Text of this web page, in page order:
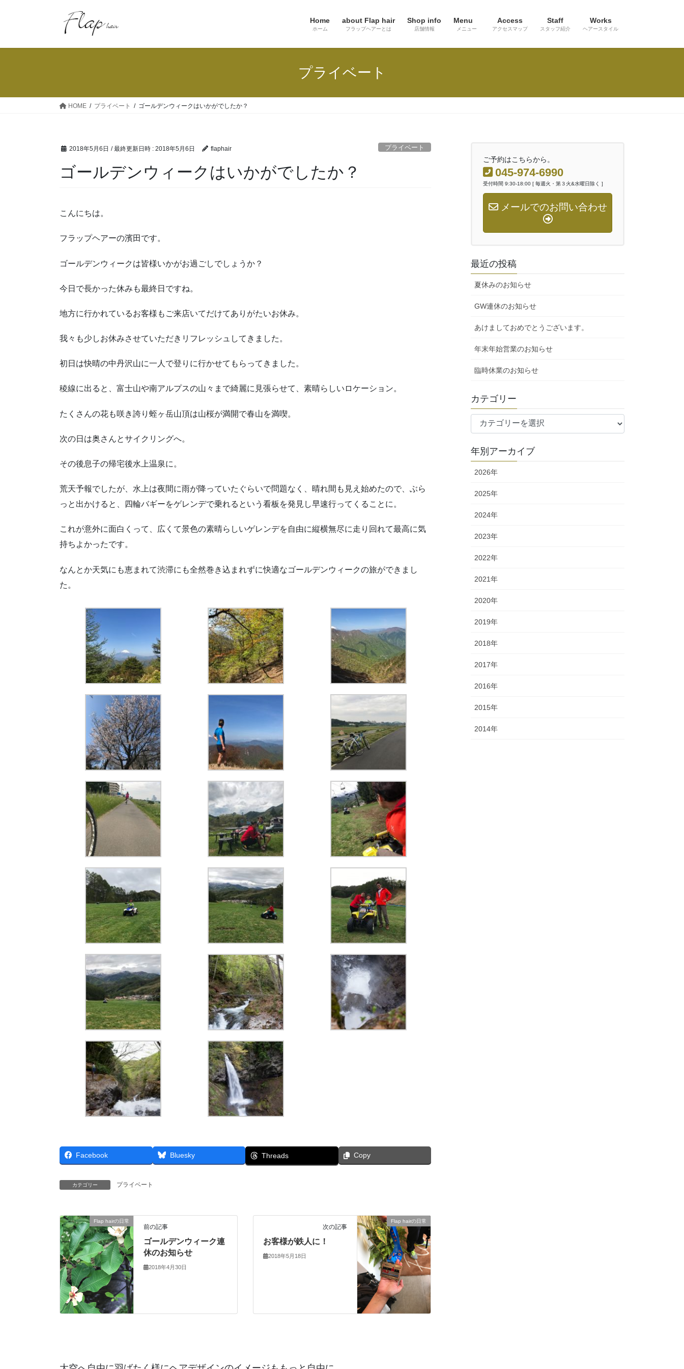
Home
ホーム
about Flap hair
フラップヘアーとは
Shop info
店舗情報
Menu
メニュー
Access
アクセスマップ
Staff
スタッフ紹介
Works
ヘアースタイル
プライベート
HOME プライベート ゴールデンウィークはいかがでしたか？
2018年5月6日 / 最終更新日時 : 2018年5月6日 flaphair プライベート
ゴールデンウィークはいかがでしたか？
こんにちは。
フラップヘアーの濱田です。
ゴールデンウィークは皆様いかがお過ごしでしょうか？
今日で長かった休みも最終日ですね。
地方に行かれているお客様もご来店いてだけてありがたいお休み。
我々も少しお休みさせていただきリフレッシュしてきました。
初日は快晴の中丹沢山に一人で登りに行かせてもらってきました。
稜線に出ると、富士山や南アルプスの山々まで綺麗に見張らせて、素晴らしいロケーション。
たくさんの花も咲き誇り蛭ヶ岳山頂は山桜が満開で春山を満喫。
次の日は奥さんとサイクリングへ。
その後息子の帰宅後水上温泉に。
荒天予報でしたが、水上は夜間に雨が降っていたぐらいで問題なく、晴れ間も見え始めたので、ぶら
っと出かけると、四輪バギーをゲレンデで乗れるという看板を発見し早速行ってくることに。
これが意外に面白くって、広くて景色の素晴らしいゲレンデを自由に縦横無尽に走り回れて最高に気
持ちよかったです。
なんとか天気にも恵まれて渋滞にも全然巻き込まれずに快適なゴールデンウィークの旅ができまし
た。
Facebook Bluesky Threads Copy
カテゴリー プライベート
Flap hairの日常
前の記事
ゴールデンウィーク連
休のお知らせ
2018年4月30日
Flap hairの日常
次の記事
お客様が鉄人に！
2018年5月18日
ご予約はこちらから。
045-974-6990
受付時間 9:30-18:00 [ 毎週火・第３火&水曜日除く ]
メールでのお問い合わせ
最近の投稿
夏休みのお知らせ
GW連休のお知らせ
あけましておめでとうございます。
年末年始営業のお知らせ
臨時休業のお知らせ
カテゴリー
テ
リ
ー
年別アーカイブ
2026年
2025年
2024年
2023年
2022年
2021年
2020年
2019年
2018年
2017年
2016年
2015年
2014年